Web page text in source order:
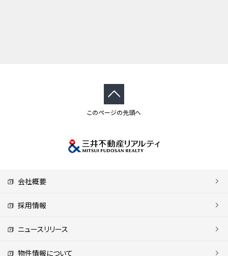
このページの先頭へ
会社概要
採用情報
ニュースリリース
物件情報について